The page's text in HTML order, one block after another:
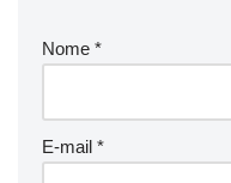
Nome *
E-mail *